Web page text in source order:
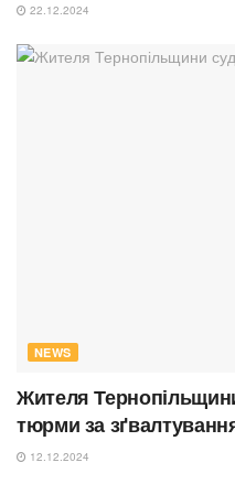
22.12.2024
NEWS
Жителя
тюрми за
12.12.2024